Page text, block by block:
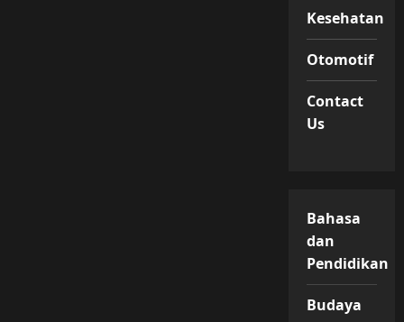
Kesehatan
Otomotif
Contact
Us
Bahasa
dan
Pendidikan
Budaya